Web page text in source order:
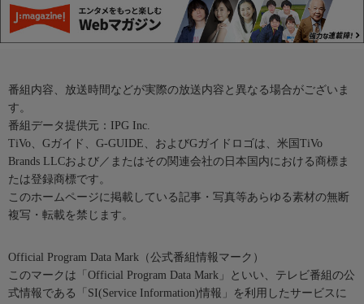
番組内容、放送時間などが実際の放送内容と異なる場合がございま
す。
番組データ提供元：IPG Inc.
TiVo、Gガイド、G-GUIDE、およびGガイドロゴは、米国TiVo
Brands LLCおよび／またはその関連会社の日本国内における商標ま
たは登録商標です。
このホームページに掲載している記事・写真等あらゆる素材の無断
複写・転載を禁じます。
Official Program Data Mark（公式番組情報マーク）
このマークは「Official Program Data Mark」といい、テレビ番組の公
式情報である「SI(Service Information)情報」を利用したサービスに